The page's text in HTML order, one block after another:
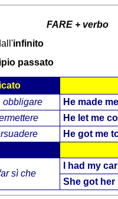
FARE + verbo
infinito
passato
obbligare He made
He let me
He got me
sì che
I had my
She got her